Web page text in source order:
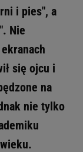
i pies", a
Nie
się ojcu i
na
nie tylko